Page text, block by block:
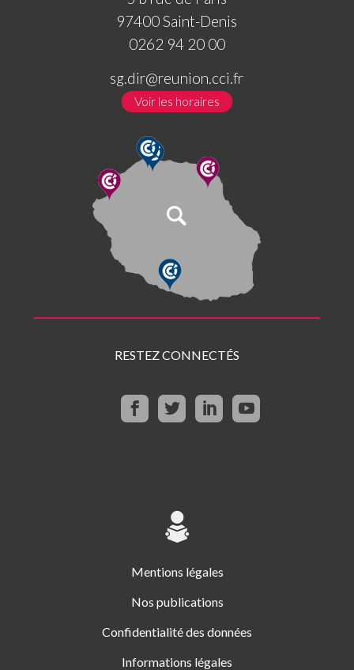
97400 Saint-Denis
0262 94 20 00
sg.dir@reunion.cci.fr
Voir les horaires
RESTEZ CONNECTÉS
Mentions légales
Nos publications
Confidentialité des données
Informations légales